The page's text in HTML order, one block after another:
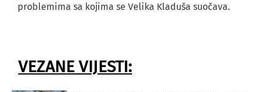
problemima sa kojima se Velika Kladuša suočava.
VEZANE VIJESTI: